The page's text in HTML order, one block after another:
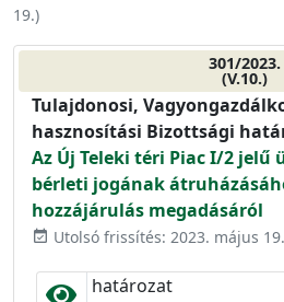
19.)
301/2023.
(V.10.)
Tulajdonosi,
hasznosítási Bizottsági
Az Új Teleki téri Piac I/2 jelű
bérleti jogának
hozzájárulás megadásáról
event_available Utolsó frissítés: 2023. május 19.
határozat